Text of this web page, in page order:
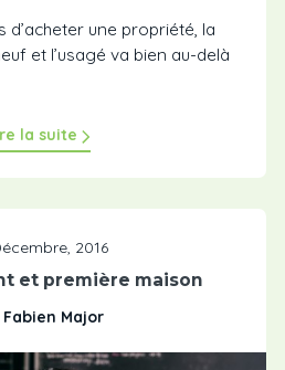
d’acheter une propriété, la
et l’usagé va bien au-delà
la suite
2016
et première maison
Major